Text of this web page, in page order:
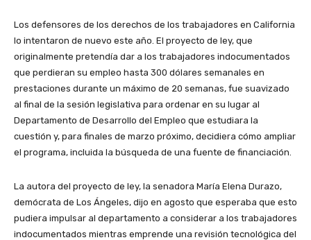
Los defensores de los derechos de los trabajadores en California
lo intentaron de nuevo este año. El proyecto de ley, que
originalmente pretendía dar a los trabajadores indocumentados
que perdieran su empleo hasta 300 dólares semanales en
prestaciones durante un máximo de 20 semanas, fue suavizado
al final de la sesión legislativa para ordenar en su lugar al
Departamento de Desarrollo del Empleo que estudiara la
cuestión y, para finales de marzo próximo, decidiera cómo ampliar
el programa, incluida la búsqueda de una fuente de financiación.
La autora del proyecto de ley, la senadora María Elena Durazo,
demócrata de Los Ángeles, dijo en agosto que esperaba que esto
pudiera impulsar al departamento a considerar a los trabajadores
indocumentados mientras emprende una revisión tecnológica del